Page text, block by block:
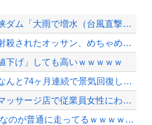
中国「大洪水！」三峡ダム「大雨で増水（台風直撃前」中国ダム「緊急放流！」中国鉄道...
【動画】大阪府警に射殺されたオッサン、めちゃめちゃ苦しそうに死ぬ
下げ」しても高いｗｗｗｗｗ
【戦後最長】日本、なんと74ヶ月連続で景気回復していた‥‥
【悲報】もみほぐしマッサージ店で従業員女性にわいせつ行為かで男を逮捕ｗｗｗ
【画像】 福岡、こんなのが普通に走ってるｗｗｗｗｗｗｗｗｗｗｗｗｗｗｗｗｗｗｗｗ...